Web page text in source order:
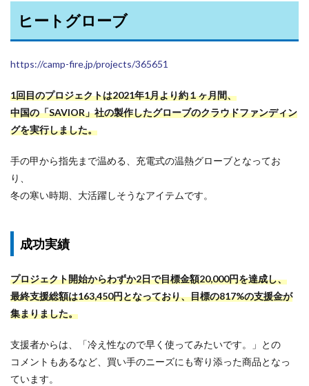
ヒートグローブ
https://camp-fire.jp/projects/365651
1回目のプロジェクトは2021年1月より約１ヶ月間、
中国の「SAVIOR」社の製作したグローブのクラウドファンディン
グを実行しました。
手の甲から指先まで温める、充電式の温熱グローブとなってお
り、
冬の寒い時期、大活躍しそうなアイテムです。
成功実績
プロジェクト開始からわずか2日で目標金額20,000円を達成し、
最終支援総額は163,450円となっており、目標の817%の支援金が
集まりました。
支援者からは、「冷え性なので早く使ってみたいです。」との
コメントもあるなど、買い手のニーズにも寄り添った商品となっ
ています。